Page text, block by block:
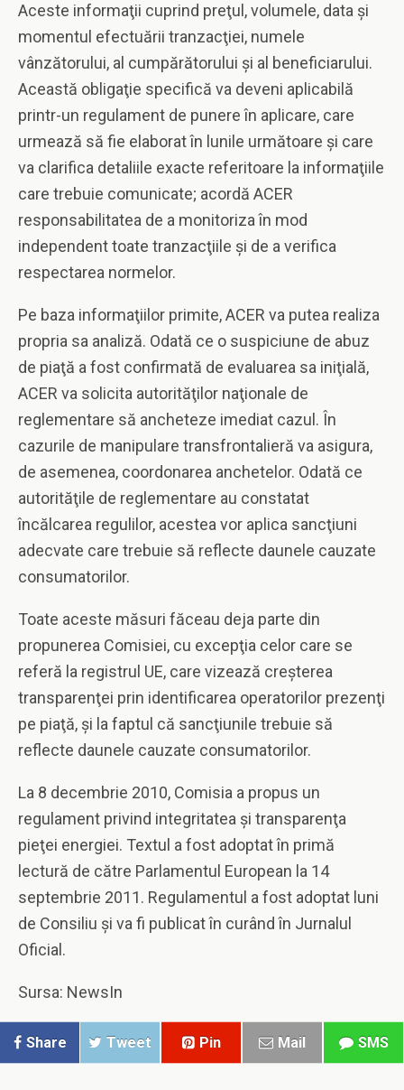
Aceste informaţii cuprind preţul, volumele, data şi
momentul efectuării tranzacţiei, numele
vânzătorului, al cumpărătorului şi al beneficiarului.
Această obligaţie specifică va deveni aplicabilă
printr-un regulament de punere în aplicare, care
urmează să fie elaborat în lunile următoare şi care
va clarifica detaliile exacte referitoare la informaţiile
care trebuie comunicate; acordă ACER
responsabilitatea de a monitoriza în mod
independent toate tranzacţiile şi de a verifica
respectarea normelor.
Pe baza informaţiilor primite, ACER va putea realiza
propria sa analiză. Odată ce o suspiciune de abuz
de piaţă a fost confirmată de evaluarea sa iniţială,
ACER va solicita autorităţilor naţionale de
reglementare să ancheteze imediat cazul. În
cazurile de manipulare transfrontalieră va asigura,
de asemenea, coordonarea anchetelor. Odată ce
autorităţile de reglementare au constatat
încălcarea regulilor, acestea vor aplica sancţiuni
adecvate care trebuie să reflecte daunele cauzate
consumatorilor.
Toate aceste măsuri făceau deja parte din
propunerea Comisiei, cu excepţia celor care se
referă la registrul UE, care vizează creşterea
transparenţei prin identificarea operatorilor prezenţi
pe piaţă, şi la faptul că sancţiunile trebuie să
reflecte daunele cauzate consumatorilor.
La 8 decembrie 2010, Comisia a propus un
regulament privind integritatea şi transparenţa
pieţei energiei. Textul a fost adoptat în primă
lectură de către Parlamentul European la 14
septembrie 2011. Regulamentul a fost adoptat luni
de Consiliu şi va fi publicat în curând în Jurnalul
Oficial.
Sursa: NewsIn
Share Tweet Pin Mail SMS